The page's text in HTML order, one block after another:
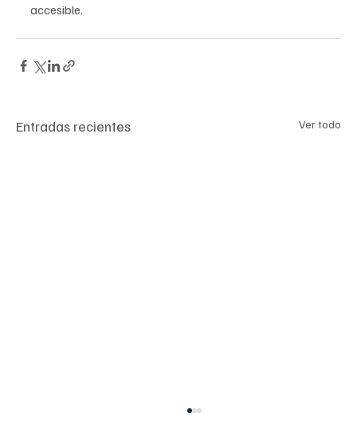
accesible.
Entradas recientes Ver todo